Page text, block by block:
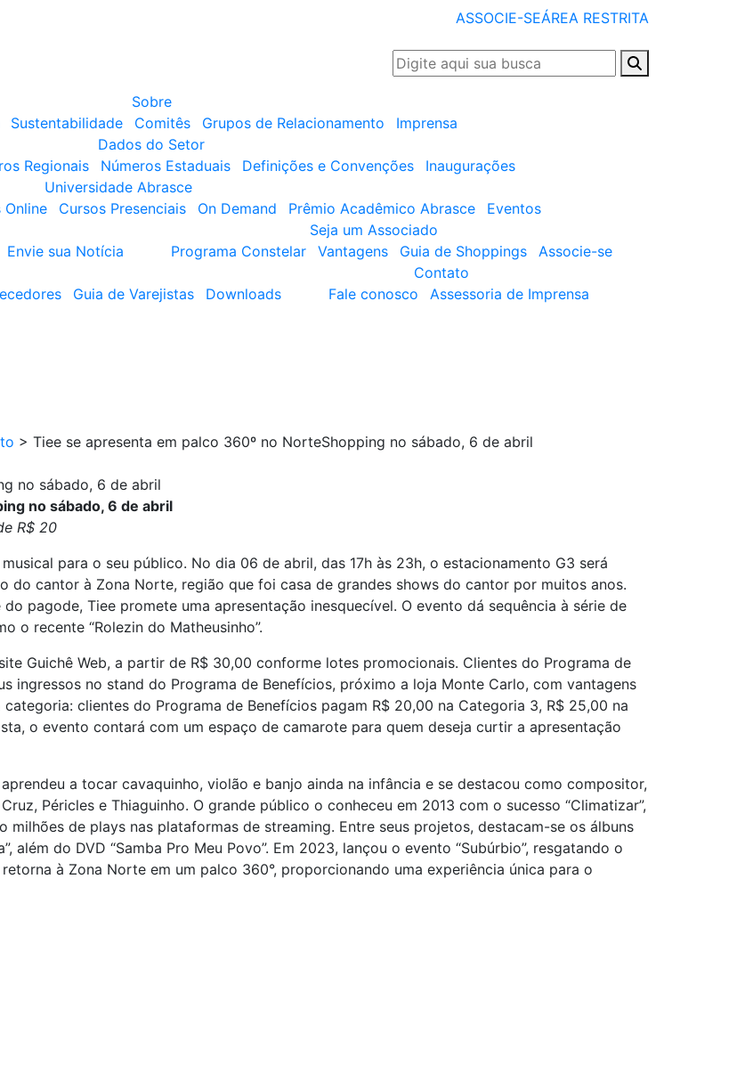
ASSOCIE-SEÁREA RESTRITA
Sobre
Sustentabilidade Comitês Grupos de Relacionamento
Imprensa
Dados do Setor
Regionais Números Estaduais Definições e Convenções
Inaugurações
Universidade Abrasce
Online Cursos Presenciais On Demand Prêmio Acadêmico Abrasce
Eventos
Envie sua Notícia
Seja um Associado
Programa Constelar
Vantagens Guia de Shoppings
Associe-se
Guia de Varejistas Downloads
Contato
Fale conosco
Assessoria de Imprensa
> Tiee se apresenta em palco 360º no NorteShopping no sábado, 6 de abril
no sábado, 6 de abril
no sábado, 6 de abril
R$ 20
para o seu público. No dia 06 de abril, das 17h às 23h, o estacionamento G3 será
do cantor à Zona Norte, região que foi casa de grandes shows do cantor por muitos anos.
pagode, Tiee promete uma apresentação inesquecível. O evento dá sequência à série de
o recente “Rolezin do Matheusinho”.
Guichê Web, a partir de R$ 30,00 conforme lotes promocionais. Clientes do Programa de
ingressos no stand do Programa de Benefícios, próximo a loja Monte Carlo, com vantagens
clientes do Programa de Benefícios pagam R$ 20,00 na Categoria 3, R$ 25,00 na
o evento contará com um espaço de camarote para quem deseja curtir a apresentação
a tocar cavaquinho, violão e banjo ainda na infância e se destacou como compositor,
Péricles e Thiaguinho. O grande público o conheceu em 2013 com o sucesso “Climatizar”,
milhões de plays nas plataformas de streaming. Entre seus projetos, destacam-se os álbuns
além do DVD “Samba Pro Meu Povo”. Em 2023, lançou o evento “Subúrbio”, resgatando o
à Zona Norte em um palco 360°, proporcionando uma experiência única para o